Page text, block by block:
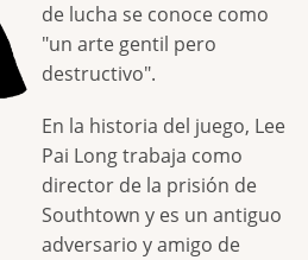
de lucha se conoce como
"un arte gentil pero
destructivo".
En la historia del juego, Lee
Pai Long trabaja como
director de la prisión de
Southtown y es un antiguo
adversario y amigo de